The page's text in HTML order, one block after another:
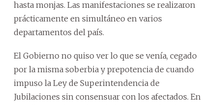
hasta monjas. Las manifestaciones se realizaron
prácticamente en simultáneo en varios
departamentos del país.
El Gobierno no quiso ver lo que se venía, cegado
por la misma soberbia y prepotencia de cuando
impuso la Ley de Superintendencia de
Jubilaciones sin consensuar con los afectados. En